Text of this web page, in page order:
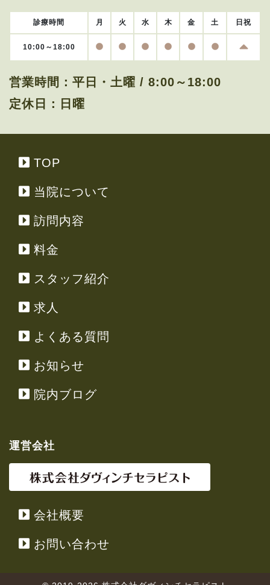
診療時間 月 火 水 木 金 土 日 祝
10:00～18:00 OPENOPENOPENOPENOPENOPEN
営業時間： 平日・土曜 / 8:00～18:00
定休日：
日曜
TOP
当院について
訪問内容
料金
スタッフ紹介
求人
よくある質問
お知らせ
院内ブログ
運営会社
会社概要
お問い合わせ